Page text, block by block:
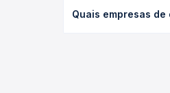
antecedência da
Quais empresas de